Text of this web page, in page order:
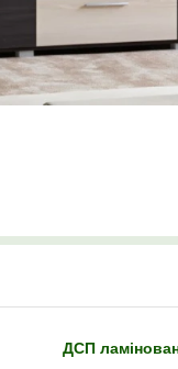
ДСП